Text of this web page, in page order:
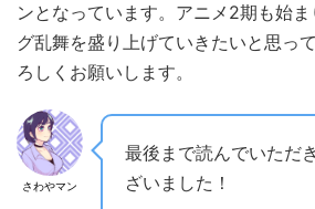
ンとなっています。アニメ2期も始
グ乱舞を盛り上げていきたいと思っ
ろしくお願いします。
さわやマン
最後まで読んでいただ
ざいました！